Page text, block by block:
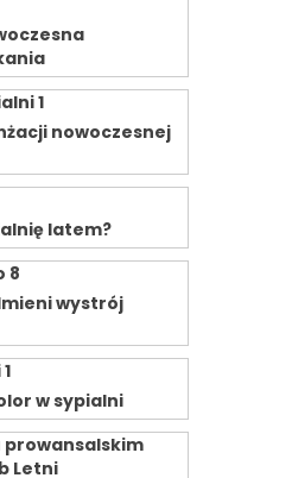
nowoczesnej
latem?
wystrój
w sypialni